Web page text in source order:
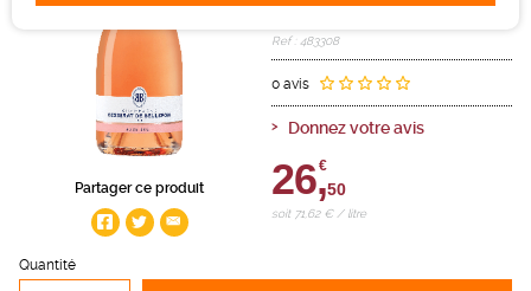
Partager ce produit
Ref : 483308
0 avis
Donnez votre avis
26,
€
50
soit 71,62 € / litre
Quantité